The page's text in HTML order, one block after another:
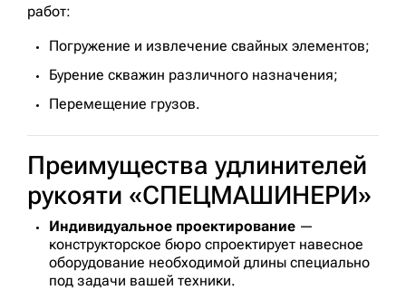
работ:
Погружение и извлечение свайных элементов;
Бурение скважин различного назначения;
Перемещение грузов.
Преимущества удлинителей
рукояти «СПЕЦМАШИНЕРИ»
Индивидуальное проектирование —
конструкторское бюро спроектирует навесное
оборудование необходимой длины специально
под задачи вашей техники.